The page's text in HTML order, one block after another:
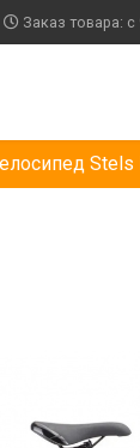
Заказ товара:
Stels